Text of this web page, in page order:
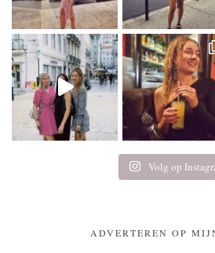
Volg op
ADVERTEREN OP